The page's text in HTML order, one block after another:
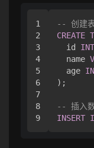
1
2
3
4
5
6
7
8
-- 创建
CREATE
  id
INT
  name
  age
);
-- 插入
INSERT